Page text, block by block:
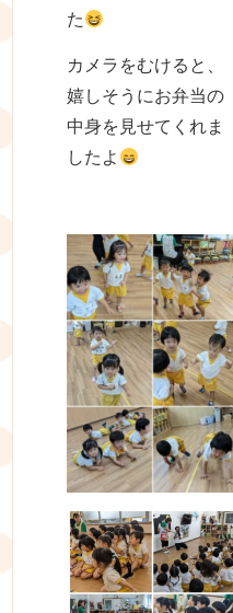
た
カメラをむけると、
嬉しそうにお弁当の
中身を見せてくれま
したよ